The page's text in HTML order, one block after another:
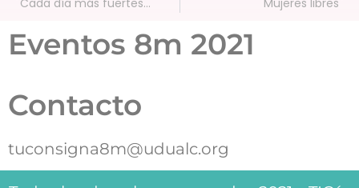
Eventos 8m 2021
Contacto
tuconsigna8m@udualc.org